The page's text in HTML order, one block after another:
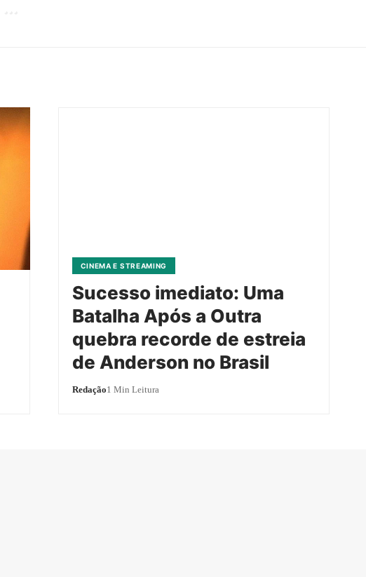
CINEMA E STREAMING
Sucesso imediato: Uma
Batalha Após a Outra
quebra recorde de estreia
de Anderson no Brasil
Redação1 Min Leitura